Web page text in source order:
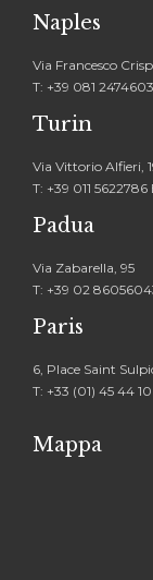
Naples
Via Francesco
T: +39 081
Turin
Via Vittorio Alfieri,
T: +39 011
Padua
Via Zabarella, 95
T: +39 02
Paris
6, Place Saint
T: +33 (01) 45 44
Mappa